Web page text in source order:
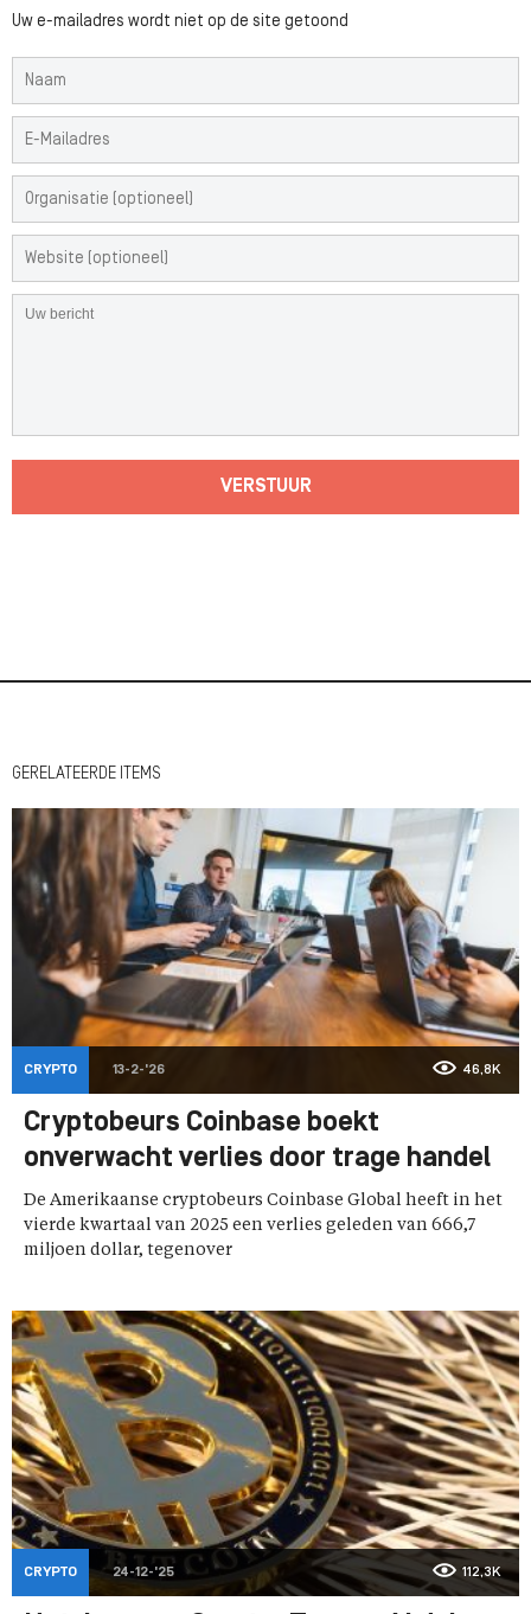
Uw e-mailadres wordt niet op de site getoond
VERSTUUR
GERELATEERDE ITEMS
CRYPTO 13-2-'26 46,8K
Cryptobeurs Coinbase boekt
onverwacht verlies door trage handel
De Amerikaanse cryptobeurs Coinbase Global heeft in het
vierde kwartaal van 2025 een verlies geleden van 666,7
miljoen dollar, tegenover
CRYPTO 24-12-'25 112,3K